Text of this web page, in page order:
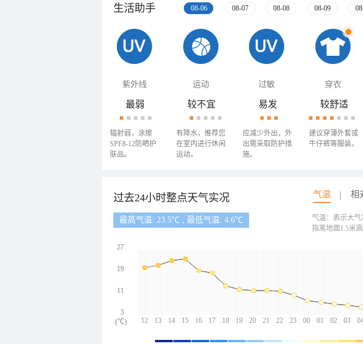
生活助手 08-06 08-07 08-08 08-09
紫外线 运动 过敏 穿衣
最弱
辐射弱，涂擦
SPF8-12防晒护
肤品。
较不宜
有降水，推荐您
在室内进行休闲
运动。
易发
应减少外出，外
出需采取防护措
施。
较舒适
建议穿薄外套或
牛仔裤等服装。
过去24小时整点天气实况 气温 相
最高气温: 23.5℃ , 最低气温: 4.6℃
12 13 14 15 16 17 18 19 20 21 22 23 00 01 02 03
27
19
11
3
(℃)
气温：表示大
指离地面1.5米